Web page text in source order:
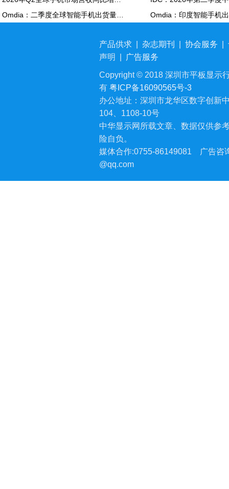
产品供求 杂志期刊 协会服务
声明
广告服务
Copyright © 2018 深圳市平板显示
有 粤ICP备16090565号-3
办公地址：深圳市龙华区数字创新
104、1108-10号
中华显示网所载文章、数据仅供参
险自负。
媒体合作:0755-86149081
广告咨
@qq.com